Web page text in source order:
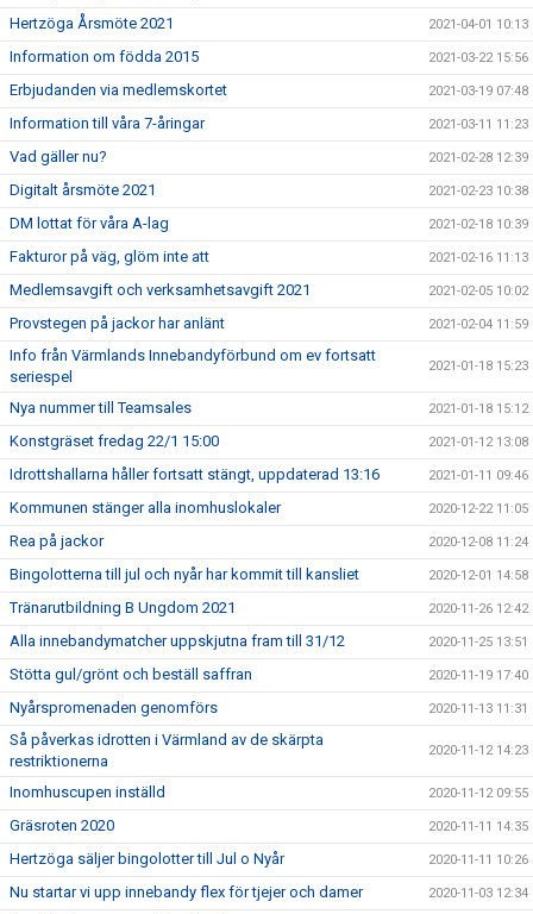
Hertzöga Årsmöte 2021 2021-04-01 10:13
Information om födda 2015 2021-03-22 15:56
Erbjudanden via medlemskortet 2021-03-19 07:48
Information till våra 7-åringar 2021-03-11 11:23
Vad gäller nu? 2021-02-28 12:39
Digitalt årsmöte 2021 2021-02-23 10:38
DM lottat för våra A-lag 2021-02-18 10:39
Fakturor på väg, glöm inte att 2021-02-16 11:13
Medlemsavgift och verksamhetsavgift 2021 2021-02-05 10:02
Provstegen på jackor har anlänt 2021-02-04 11:59
Info från Värmlands Innebandyförbund om ev fortsatt
seriespel
2021-01-18 15:23
Nya nummer till Teamsales 2021-01-18 15:12
Konstgräset fredag 22/1 15:00 2021-01-12 13:08
Idrottshallarna håller fortsatt stängt, uppdaterad 13:16 2021-01-11 09:46
Kommunen stänger alla inomhuslokaler 2020-12-22 11:05
Rea på jackor 2020-12-08 11:24
Bingolotterna till jul och nyår har kommit till kansliet 2020-12-01 14:58
Tränarutbildning B Ungdom 2021 2020-11-26 12:42
Alla innebandymatcher uppskjutna fram till 31/12 2020-11-25 13:51
Stötta gul/grönt och beställ saffran 2020-11-19 17:40
Nyårspromenaden genomförs 2020-11-13 11:31
Så påverkas idrotten i Värmland av de skärpta
restriktionerna
2020-11-12 14:23
Inomhuscupen inställd 2020-11-12 09:55
Gräsroten 2020 2020-11-11 14:35
Hertzöga säljer bingolotter till Jul o Nyår 2020-11-11 10:26
Nu startar vi upp innebandy flex för tjejer och damer 2020-11-03 12:34